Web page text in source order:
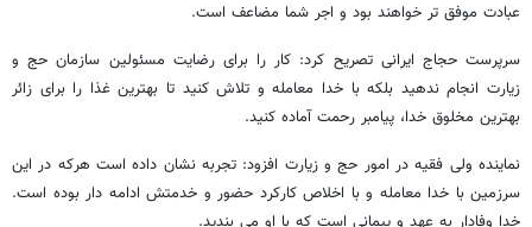
عبادت موفق تر خواهند بود و اجر شما مضاعف است.
سرپرست حجاج ایرانی تصریح کرد: کار را برای رضایت مسئولین سازمان حج و
زیارت انجام ندهید بلکه با خدا معامله و تلاش کنید تا بهترین غذا را برای زائر
بهترین مخلوق خدا، پیامبر رحمت آماده کنید.
نماینده ولی فقیه در امور حج و زیارت افزود: تجربه نشان داده است هرکه در این
سرزمین با خدا معامله و با اخلاص کارکرد حضور و خدمتش ادامه دار بوده است.